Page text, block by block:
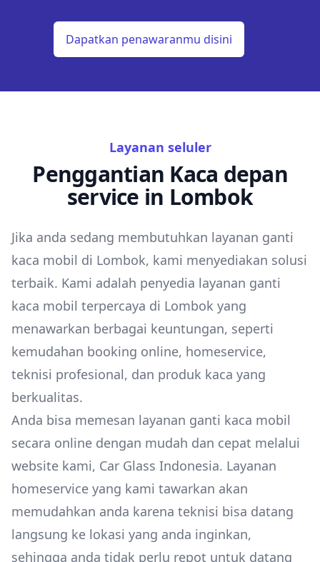
Dapatkan penawaranmu disini
Layanan seluler
Penggantian Kaca depan
service in Lombok
Jika anda sedang membutuhkan layanan ganti
kaca mobil di Lombok, kami menyediakan solusi
terbaik. Kami adalah penyedia layanan ganti
kaca mobil terpercaya di Lombok yang
menawarkan berbagai keuntungan, seperti
kemudahan booking online, homeservice,
teknisi profesional, dan produk kaca yang
berkualitas.
Anda bisa memesan layanan ganti kaca mobil
secara online dengan mudah dan cepat melalui
website kami, Car Glass Indonesia. Layanan
homeservice yang kami tawarkan akan
memudahkan anda karena teknisi bisa datang
langsung ke lokasi yang anda inginkan,
sehingga anda tidak perlu repot untuk datang